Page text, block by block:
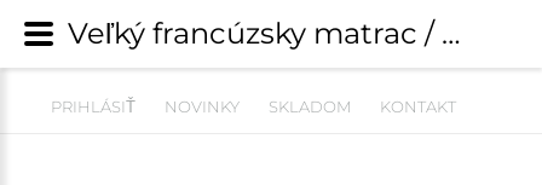
PRIHLÁSIŤ NOVINKY SKLADOM KONTAKT
Veľký francúzsky matrac / puf na sedenie 120x60cm antická ružová | Detské kresielka, pufy a pohovky | detskestany.sk